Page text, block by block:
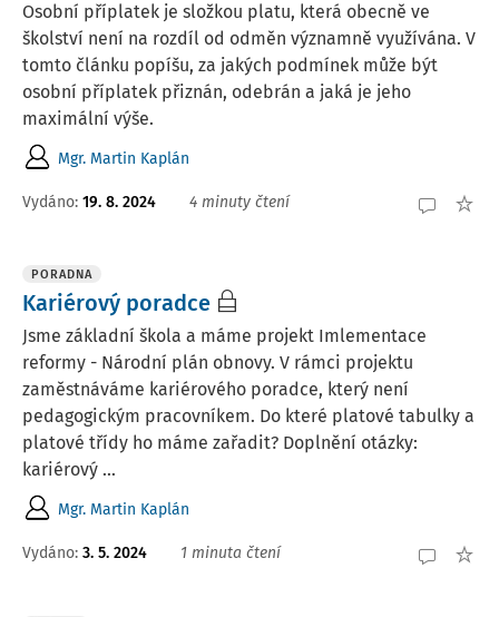
Osobní příplatek je složkou platu, která obecně ve
školství není na rozdíl od odměn významně využívána. V
tomto článku popíšu, za jakých podmínek může být
osobní příplatek přiznán, odebrán a jaká je jeho
maximální výše.
Mgr. Martin Kaplán
Vydáno: 19. 8. 2024 4 minuty čtení
PORADNA
Kariérový poradce
Jsme základní škola a máme projekt Imlementace
reformy - Národní plán obnovy. V rámci projektu
zaměstnáváme kariérového poradce, který není
pedagogickým pracovníkem. Do které platové tabulky a
platové třídy ho máme zařadit? Doplnění otázky:
kariérový ...
Mgr. Martin Kaplán
Vydáno: 3. 5. 2024 1 minuta čtení